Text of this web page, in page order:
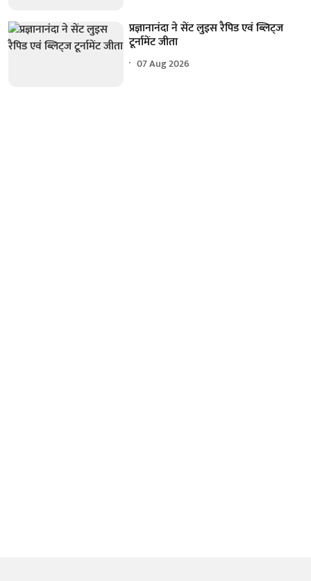
प्रज्ञानानंदा ने सेंट लुइस रैपिड एवं ब्लिट्ज
टूर्नामेंट जीता
07 Aug 2026